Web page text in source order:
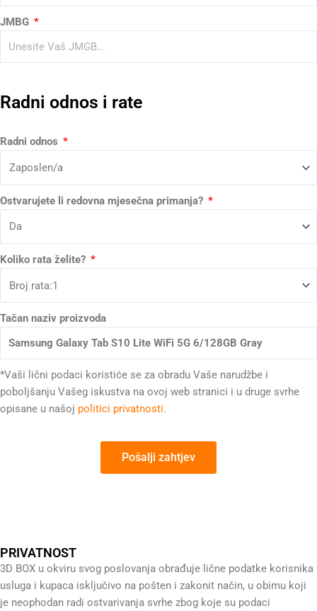
JMBG
Radni odnos i rate
Radni odnos
Ostvarujete li redovna mjesečna primanja?
Koliko rata želite?
Tačan naziv proizvoda
*Vaši lični podaci koristiće se za obradu Vaše narudžbe i
poboljšanju Vašeg iskustva na ovoj web stranici i u druge svrhe
opisane u našoj politici privatnosti.
Pošalji zahtjev
PRIVATNOST
3D BOX u okviru svog poslovanja obrađuje lične podatke korisnika
usluga i kupaca isključivo na pošten i zakonit način, u obimu koji
je neophodan radi ostvarivanja svrhe zbog koje su podaci